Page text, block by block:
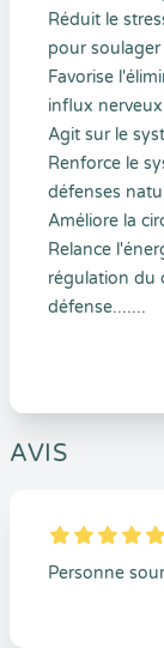
Réduit le
pour
Favorise
influx
Agit sur le
Renforce le
défenses
Améliore la
Relance
régulation du
défense.......
AVIS
5
1
5
0
Personne